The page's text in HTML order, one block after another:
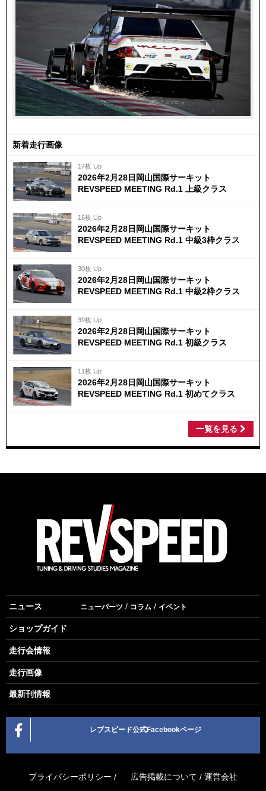
新着走行画像
17枚 Up
2026年2月28日岡山国際サーキット
REVSPEED MEETING Rd.1 上級クラス
16枚 Up
2026年2月28日岡山国際サーキット
REVSPEED MEETING Rd.1 中級3枠クラス
30枚 Up
2026年2月28日岡山国際サーキット
REVSPEED MEETING Rd.1 中級2枠クラス
39枚 Up
2026年2月28日岡山国際サーキット
REVSPEED MEETING Rd.1 初級クラス
11枚 Up
2026年2月28日岡山国際サーキット
REVSPEED MEETING Rd.1 初めてクラス
一覧を見る
ニュース ニューパーツ コラム イベント
ショップガイド
走行会情報
走行画像
最新刊情報
レブスピード公式Facebookページ
プライバシーポリシー / 広告掲載について / 運営会社